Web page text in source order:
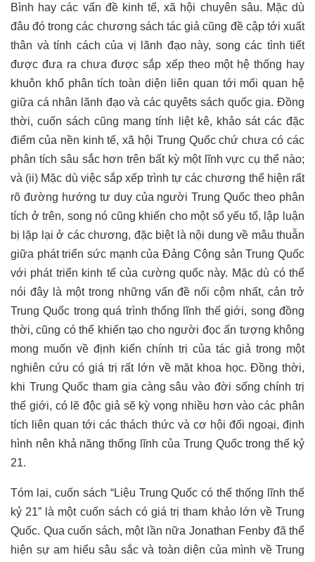
Bình hay các vấn đề kinh tế, xã hội chuyên sâu. Mặc dù
đâu đó trong các chương sách tác giả cũng đề cập tới xuất
thân và tính cách của vị lãnh đạo này, song các tình tiết
được đưa ra chưa được sắp xếp theo một hệ thống hay
khuôn khổ phân tích toàn diện liên quan tới mối quan hệ
giữa cá nhân lãnh đạo và các quyêts sách quốc gia. Đồng
thời, cuốn sách cũng mang tính liệt kê, khảo sát các đặc
điểm của nền kinh tế, xã hội Trung Quốc chứ chưa có các
phân tích sâu sắc hơn trên bất kỳ một lĩnh vực cụ thể nào;
và (ii) Mặc dù việc sắp xếp trình tự các chương thể hiện rất
rõ đường hướng tư duy của người Trung Quốc theo phân
tích ở trên, song nó cũng khiến cho một số yếu tố, lập luận
bị lặp lại ở các chương, đặc biệt là nội dung về mâu thuẫn
giữa phát triển sức mạnh của Đảng Cộng sản Trung Quốc
với phát triển kinh tế của cường quốc này. Mặc dù có thể
nói đây là một trong những vấn đề nổi cộm nhất, cản trở
Trung Quốc trong quá trình thống lĩnh thế giới, song đồng
thời, cũng có thể khiến tạo cho người đọc ấn tượng không
mong muốn về định kiến chính trị của tác giả trong một
nghiên cứu có giá trị rất lớn về mặt khoa học. Đồng thời,
khi Trung Quốc tham gia càng sâu vào đời sống chính trị
thế giới, có lẽ độc giả sẽ kỳ vọng nhiều hơn vào các phân
tích liên quan tới các thách thức và cơ hội đối ngoại, định
hình nên khả năng thống lĩnh của Trung Quốc trong thế kỷ
21.
Tóm lại, cuốn sách “Liệu Trung Quốc có thể thống lĩnh thế
kỷ 21” là một cuốn sách có giá trị tham khảo lớn về Trung
Quốc. Qua cuốn sách, một lần nữa Jonathan Fenby đã thể
hiện sự am hiểu sâu sắc và toàn diện của mình về Trung